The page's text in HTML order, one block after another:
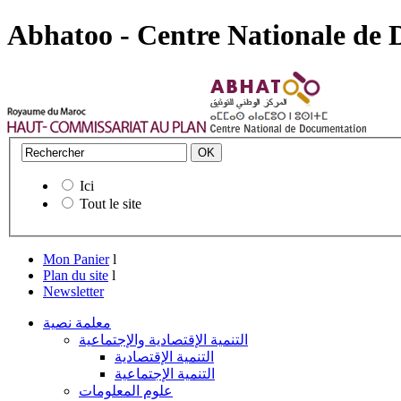
Abhatoo - Centre Nationale de
Ici
Tout le site
Mon Panier l
Plan du site l
Newsletter
معلمة نصية
التنمية الإقتصادية والإجتماعية
التنمية الإقتصادية
التنمية الإجتماعية
علوم المعلومات